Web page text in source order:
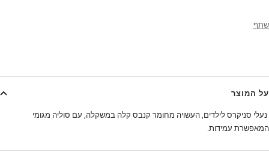
שתף
על המוצר
נעלי סניקרס לילדים , העשויה מחומר קנבס קלה במשקלה, עם סוליה מגומי
המאפשרת עמידות.